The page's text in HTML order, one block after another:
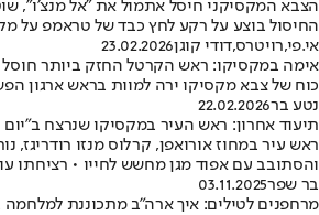
החיסול בוצע על רקע לחץ כבד של טראמפ על
אי.פי,רויטרס,דודי קוגן23.02.2026
אימה במקסיקו: ראש הקרטל החזק ביותר חוסל
כוח של צבא מקסיקו ירה למוות בראש ארגון
נטע בר22.02.2026
תיעוד אחרון: ראש העיר במקסיקו שנרצח
ראש עיר במחוז אורואפן, קרלוס מנזו
והסתובב עם אפוד מגן מחשש לחייו • רציחתו
בר שפר03.11.2025
מרחפנים לטילים: איך ארה"ב מתכוננת